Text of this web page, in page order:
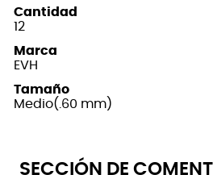
Cantidad
12
Marca
EVH
Tamaño
Medio(.60 mm)